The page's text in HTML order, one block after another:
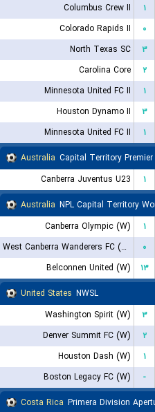
Columbus Crew II
۱
Colorado Rapids II
۰
North Texas SC
۳
Carolina Core
۲
Minnesota United FC II
۱
Houston Dynamo II
۳
Minnesota United FC II
۱
Australia Capital Territory Premier
Canberra Juventus U23
۱
Australia NPL Capital Territory
Canberra Olympic (W)
۱
West Canberra Wanderers FC (W)
۰
Belconnen United (W)
۱۳
United States NWSL
Washington Spirit (W)
۳
Denver Summit FC (W)
۲
Houston Dash (W)
۱
Boston Legacy FC (W)
-
Costa Rica Primera Division